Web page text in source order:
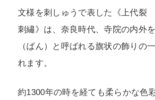
文様を刺しゅうで表した《上代裂
刺繡》は、奈良時代、寺院の内外
（ばん）と呼ばれる旗状の飾りの
れます。
約1300年の時を経ても柔らかな色